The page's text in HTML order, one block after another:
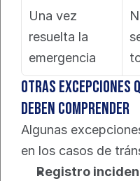
Una vez
resuelta la
emergencia
Otras excepciones
deben comprender
Algunas
en los casos de
Registro